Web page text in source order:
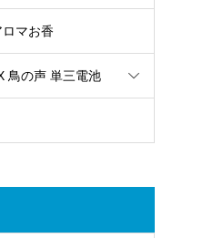
ロマお香
鳥の声 単三電池